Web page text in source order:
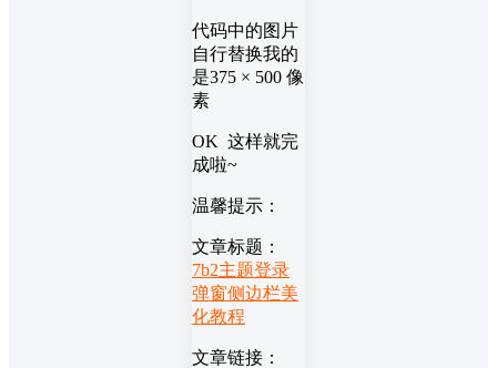
代码中的图片
自行替换我的
是375 × 500 像
素
OK 这样就完
成啦~
温馨提示：
文章标题：
7b2主题登录
弹窗侧边栏美
化教程
文章链接：